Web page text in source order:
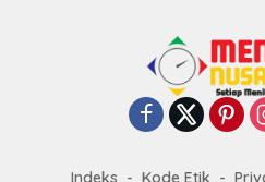
Indeks Kode Etik